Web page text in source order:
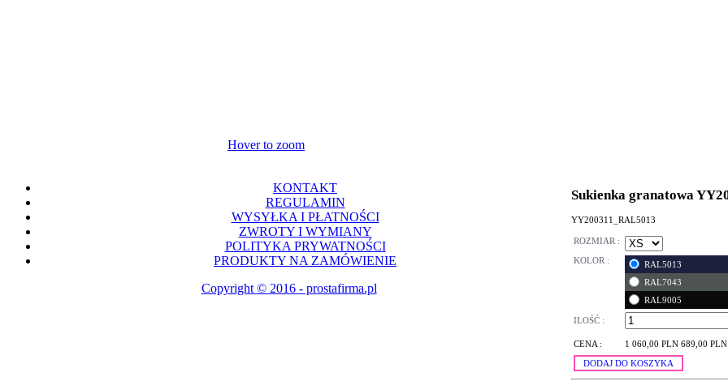
Hover to zoom
Sukienka granatowa
YY200311_RAL5013
ROZMIAR :
KOLOR :
RAL5013
RAL7043
RAL9005
ILOŚĆ :
CENA : 1 060,00 PLN 689,00 PLN
DODAJ DO KOSZYKA
KONTAKT
REGULAMIN
WYSYŁKA I PŁATNOŚCI
ZWROTY I WYMIANY
POLITYKA PRYWATNOŚCI
PRODUKTY NA ZAMÓWIENIE
Copyright © 2016 - prostafirma.pl